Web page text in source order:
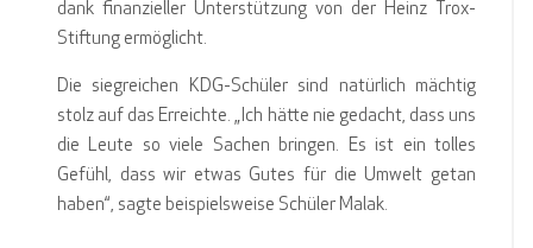
dank finanzieller Unterstützung von der Heinz Trox-
Stiftung ermöglicht.
Die siegreichen KDG-Schüler sind natürlich mächtig
stolz auf das Erreichte. „Ich hätte nie gedacht, dass uns
die Leute so viele Sachen bringen. Es ist ein tolles
Gefühl, dass wir etwas Gutes für die Umwelt getan
haben“, sagte beispielsweise Schüler Malak.